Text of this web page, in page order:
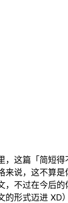
，这篇「简短得
来说，这不算是
，不过在今后的
的形式迈进 XD